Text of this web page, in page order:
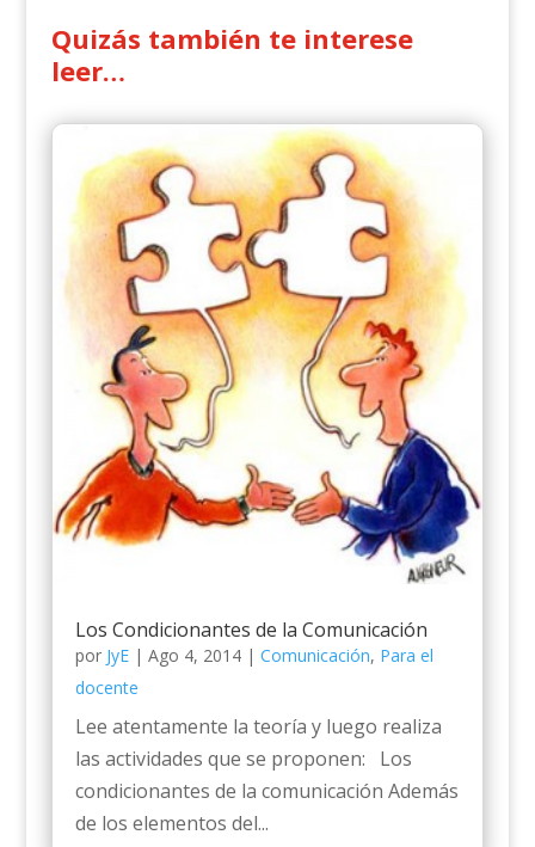
Quizás también te interese
leer…
Los Condicionantes de la Comunicación
por JyE| Ago 4, 2014| Comunicación, Para el
docente
Lee atentamente la teoría y luego realiza
las actividades que se proponen: Los
condicionantes de la comunicación Además
de los elementos del...